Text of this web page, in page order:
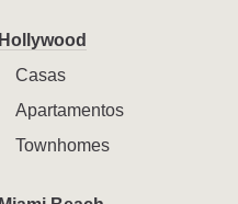
Hollywood
Casas
Apartamentos
Townhomes